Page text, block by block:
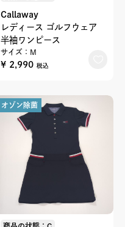
Callaway
レディース ゴルフウェア
半袖ワンピース
サイズ：M
¥ 2,990 税込
オゾン除菌